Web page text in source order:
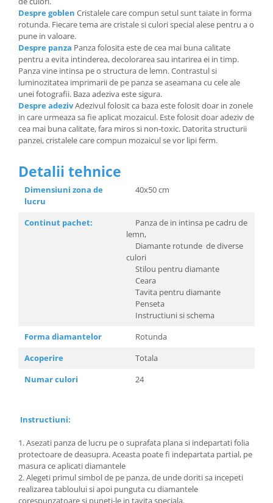
Despre goblen Cristalele care compun setul sunt taiate in forma
rotunda. Fiecare tema are cristale si culori special alese pentru a o
pune in valoare.
Despre panza Panza folosita este de cea mai buna calitate
pentru a evita intinderea, decolorarea sau intarirea ei in timp.
Panza vine intinsa pe o structura de lemn. Contrastul si
luminozitatea imprimarii de pe panza se aseamana cu cele ale
unei fotografii. Baza adeziva este sigura.
Despre adezivAdezivul folosit ca baza este folosit doar in zonele
in care urmeaza sa fie aplicat mozaicul. Este folosit doar adeziv de
cea mai buna calitate, fara miros si non-toxic. Datorita structurii
panzei, cristalele care compun mozaicul se vor lipi ferm.
Detalii tehnice
Dimensiuni zona de
lucru
40x50 cm
Continut pachet:
Panza de in intinsa pe cadru de
lemn,
Diamante rotunde de diverse
culori
Stilou pentru diamante
Ceara
Tavita pentru diamante
Penseta
Instructiuni si schema
Forma diamantelor
Rotunda
Acoperire
Totala
Numar culori
24
Instructiuni:
1. Asezati panza de lucru pe o suprafata plana si indepartati folia
protectoare de deasupra. Aceasta poate fi indepartata partial, pe
masura ce aplicati diamantele
2. Alegeti primul simbol de pe panza, de unde doriti sa incepeti
realizarea tabloului si apoi punguta cu diamantele
corespunzatoare si puneti-le in tavita speciala.